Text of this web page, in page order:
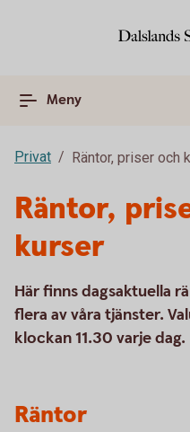
Meny
Privat Räntor, priser och
Räntor,
kurser
Här finns dagsaktuella
flera av våra tjänster.
klockan 11.30 varje dag.
Räntor